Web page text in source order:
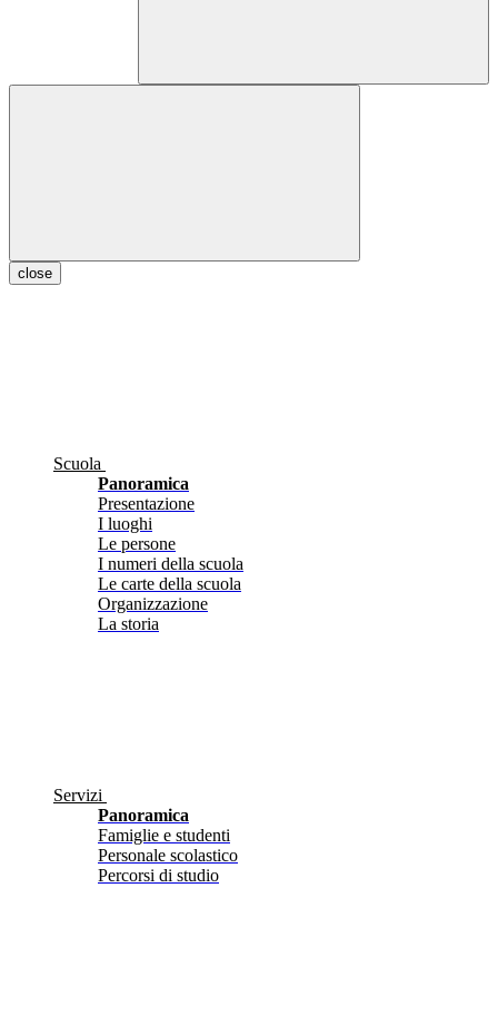
close
Scuola
Panoramica
Presentazione
I luoghi
Le persone
I numeri della scuola
Le carte della scuola
Organizzazione
La storia
Servizi
Panoramica
Famiglie e studenti
Personale scolastico
Percorsi di studio